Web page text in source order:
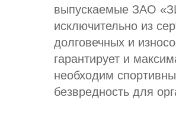
выпускаемые ЗАО
исключительно из
долговечных и
гарантирует и
необходим
безвредность для